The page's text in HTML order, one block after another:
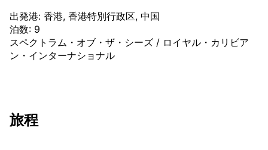
出発港: 香港, 香港特別行政区, 中国
泊数: 9
スペクトラム・オブ・ザ・シーズ / ロイヤル・カリビア
ン・インターナショナル
旅程